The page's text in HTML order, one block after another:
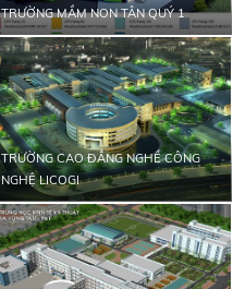
TRƯỜNG MẦM NON TÂN QUÝ 1
TRƯỜNG CAO ĐẲNG NGHỀ CÔNG
NGHỆ LICOGI